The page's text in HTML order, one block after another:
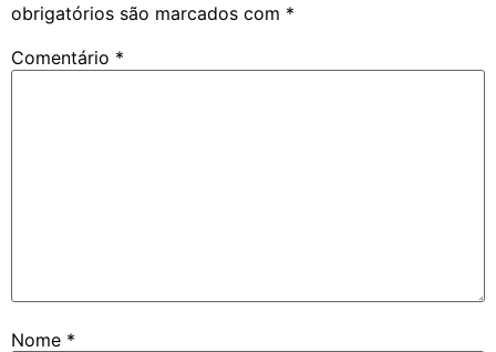
obrigatórios são marcados com *
Comentário *
Nome *